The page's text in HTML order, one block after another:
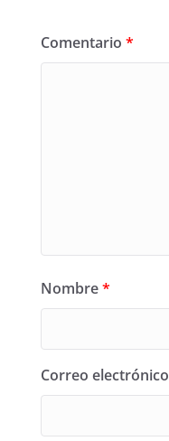
Comentario *
Nombre*
Correo electrónico